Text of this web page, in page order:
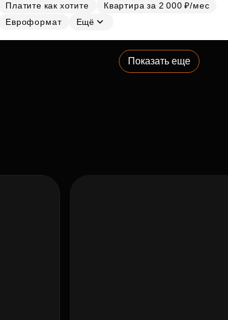
Платите как хотите
Квартира за 2 000 ₽/мес
Евроформат
Ещё
Показать еще